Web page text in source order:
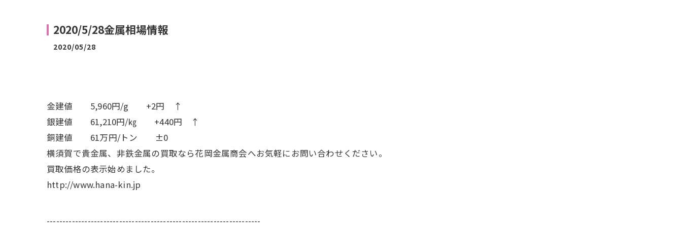
2020/5/28金属相場情報
2020/05/28
金建値 5,960円/g +2円 ↑
銀建値 61,210円/㎏ +440円 ↑
銅建値 61万円/トン ±0
横須賀で貴金属、非鉄金属の買取なら花岡金属商会へお気軽にお問い合わせください。
買取価格の表示始めました。
http://www.hana-kin.jp
--------------------------------------------------------------------